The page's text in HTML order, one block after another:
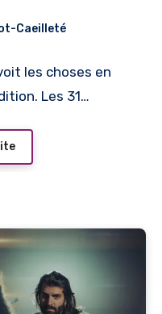
Caeilleté
les choses en
Les 31…